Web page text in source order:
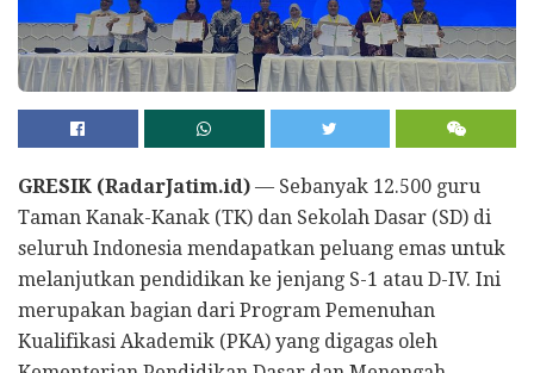
GRESIK (RadarJatim.id) — Sebanyak 12.500 guru
Taman Kanak-Kanak (TK) dan Sekolah Dasar (SD) di
seluruh Indonesia mendapatkan peluang emas untuk
melanjutkan pendidikan ke jenjang S-1 atau D-IV. Ini
merupakan bagian dari Program Pemenuhan
Kualifikasi Akademik (PKA) yang digagas oleh